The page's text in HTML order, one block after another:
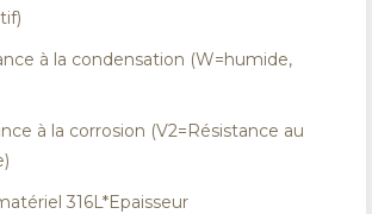
à la condensation (W=humide,
à la corrosion (V2=Résistance au
316L*Epaisseur